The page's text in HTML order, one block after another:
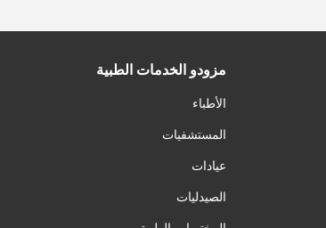
مزودو الخدمات الطبية
الأطباء
المستشفيات
عيادات
الصيدليات